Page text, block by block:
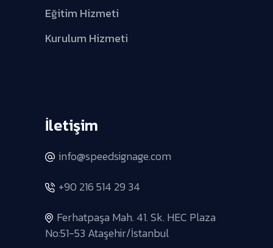
Eğitim Hizmeti
Kurulum Hizmeti
İletişim
info@speedsignage.com
+90 216 514 29 34
Ferhatpaşa Mah. 41. Sk. HEC Plaza
No:51-53 Ataşehir/İstanbul